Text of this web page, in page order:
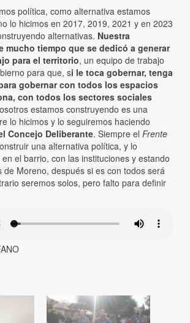
política, como alternativa estamos
lo hicimos en 2017, 2019, 2021 y en 2023
alternativas. Nuestra
mucho tiempo que se dedicó a generar
para el territorio, un equipo de trabajo
para que, si le toca gobernar, tenga
gobernar con todos los espacios
con todos los sectores sociales
estamos construyendo es una
lo hicimos y lo seguiremos haciendo
Concejo Deliberante. Siempre el Frente
una alternativa política, y lo
el barrio, con las instituciones y estando
de Moreno, después si es con todos será
seremos solos, pero falto para definir